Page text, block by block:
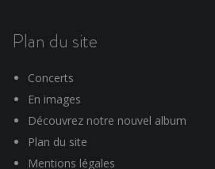
Plan du site
Concerts
En images
Découvrez notre nouvel album
Plan du site
Mentions légales